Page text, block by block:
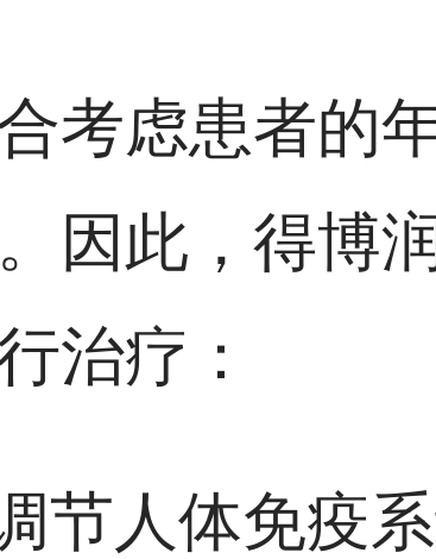
考虑患者的
因此，得博
治疗：
节人体免疫